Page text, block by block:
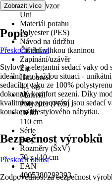
Dekor / vzor
Uni
Materiál potahu
Polyester (PES)
Návod na údržbu
Čištění vlhkou tkaninou
Zapínání/uzávěr
Zip
Hmotnost
4,1 kg
Materiál
Polyester (PES)
Délka
110 cm
Série
Easy
Rozměry (ŠxV)
70 x 110 cm
EAN
4005380292393
Zobrazit více
Popis
Přeskočit oblast
Stylové a elegantní sedací vaky od
ideální pro každou situaci -
sedacího vaku ze 100%
dokonalý komfort sezení. Díky
kvalitnímu zpracování jsou sedací
kouskem lifestylového nábytku.
Bezpečnost výrobků
Přeskočit oblast
Zodpovědnost za bezpečnost